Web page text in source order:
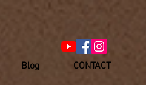
Blog CONTACT